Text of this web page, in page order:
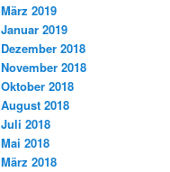
März 2019
Januar 2019
Dezember 2018
November 2018
Oktober 2018
August 2018
Juli 2018
Mai 2018
März 2018